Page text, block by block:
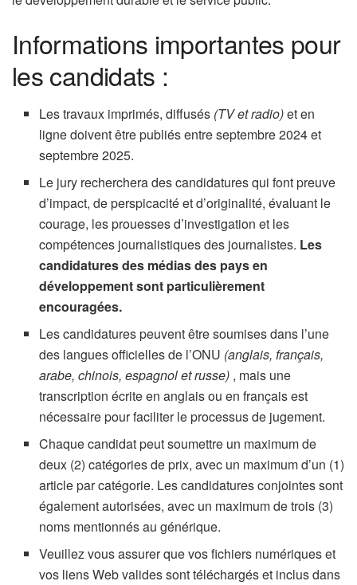
Informations importantes pour
les candidats :
Les travaux imprimés, diffusés (TV et radio)et en
ligne doivent être publiés entre septembre 2024 et
septembre 2025.
Le jury recherchera des candidatures qui font preuve
d’impact, de perspicacité et d’originalité, évaluant le
courage, les prouesses d’investigation et les
compétences journalistiques des journalistes. Les
candidatures des médias des pays en
développement sont particulièrement
encouragées.
Les candidatures peuvent être soumises dans l’une
des langues officielles de l’ONU (anglais, français,
arabe, chinois, espagnol et russe) , mais une
transcription écrite en anglais ou en français est
nécessaire pour faciliter le processus de jugement.
Chaque candidat peut soumettre un maximum de
deux (2) catégories de prix, avec un maximum d’un (1)
article par catégorie. Les candidatures conjointes sont
également autorisées, avec un maximum de trois (3)
noms mentionnés au générique.
Veuillez vous assurer que vos fichiers numériques et
vos liens Web valides sont téléchargés et inclus dans